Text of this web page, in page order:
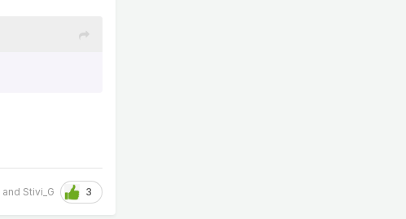
and Stivi_G 3